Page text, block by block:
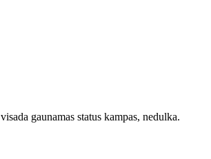
gaunamas status kampas, nedulka.